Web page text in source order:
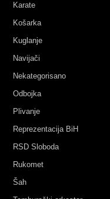
Karate
Košarka
Kuglanje
Navijači
Nekategorisano
Odbojka
Plivanje
Reprezentacija BiH
RSD Sloboda
Rukomet
Šah